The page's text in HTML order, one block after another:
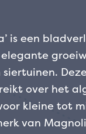
is een
over het
kleine tot
van